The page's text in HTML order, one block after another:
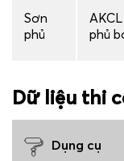
Sơn
phủ
phủ
Dữ liệu thi
Dụng cụ